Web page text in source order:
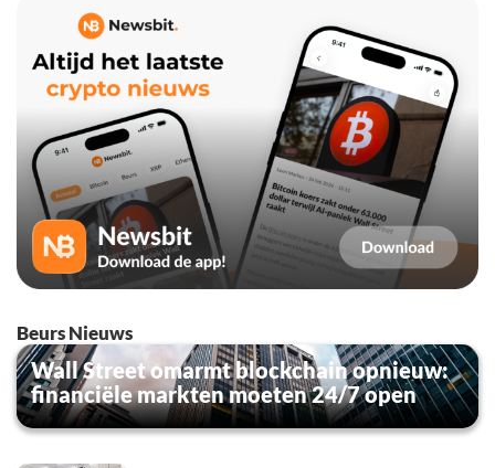
Beurs Nieuws
Wall Street omarmt blockchain opnieuw:
financiële markten moeten 24/7 open